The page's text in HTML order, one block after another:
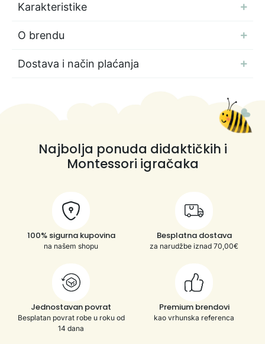
Karakteristike
O brendu
Dostava i način plaćanja
Najbolja ponuda didaktičkih i
Montessori igračaka
100% sigurna kupovina
na našem shopu
Besplatna dostava
za narudžbe iznad 70,00€
Jednostavan povrat
Besplatan povrat robe u roku od
14 dana
Premium brendovi
kao vrhunska referenca